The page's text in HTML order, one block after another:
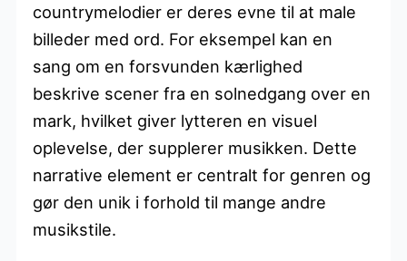
countrymelodier er deres evne til at male
billeder med ord. For eksempel kan en
sang om en forsvunden kærlighed
beskrive scener fra en solnedgang over en
mark, hvilket giver lytteren en visuel
oplevelse, der supplerer musikken. Dette
narrative element er centralt for genren og
gør den unik i forhold til mange andre
musikstile.